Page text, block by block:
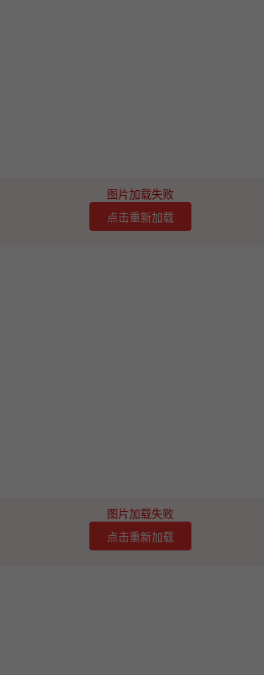
图片加载失败
点击重新加载
图片加载失败
点击重新加载